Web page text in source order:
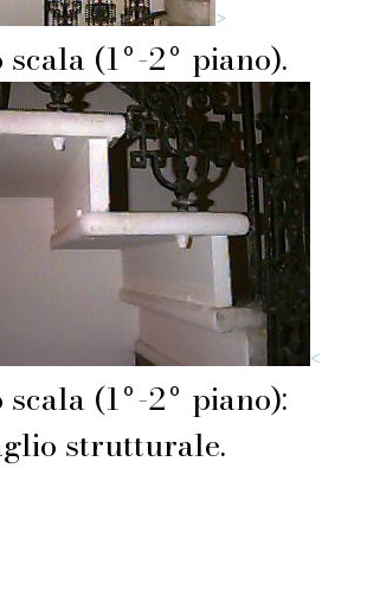
>
scala (1º-2º piano).
<
scala (1º-2º piano):
strutturale.